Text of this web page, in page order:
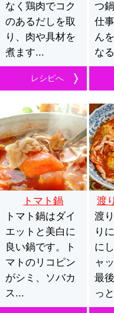
なく鶏肉でコク
のあるだしを取
り、肉や具材を
煮ます...
レシピへ
つ
仕
ん
な
トマト鍋
トマト鍋はダイ
エットと美白に
良い鍋です。ト
マトのリコピン
がシミ、ソバカ
ス...
渡
渡
り
に
ャ
最
っ